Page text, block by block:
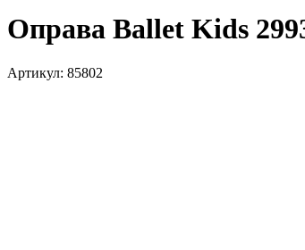
Оправа Ballet Kids
Артикул: 85802